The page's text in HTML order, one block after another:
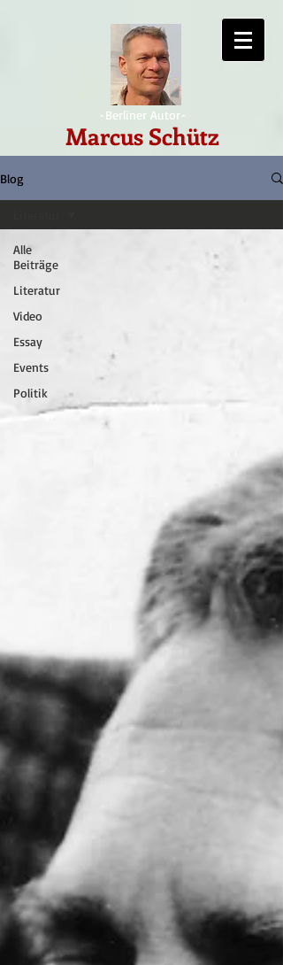
-Berliner Autor-
Marcus Schütz
Blog
Alle
Beiträge
Literatur
Video
Essay
Events
Politik